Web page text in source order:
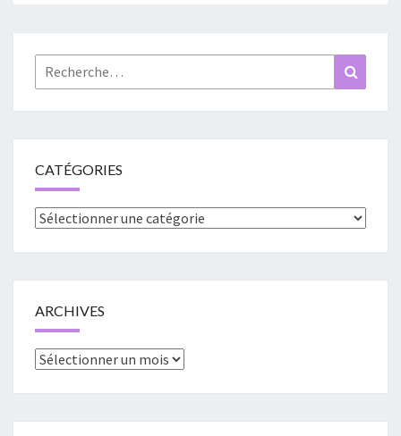
Rechercher :
CATÉGORIES
Catégories
ARCHIVES
Archives